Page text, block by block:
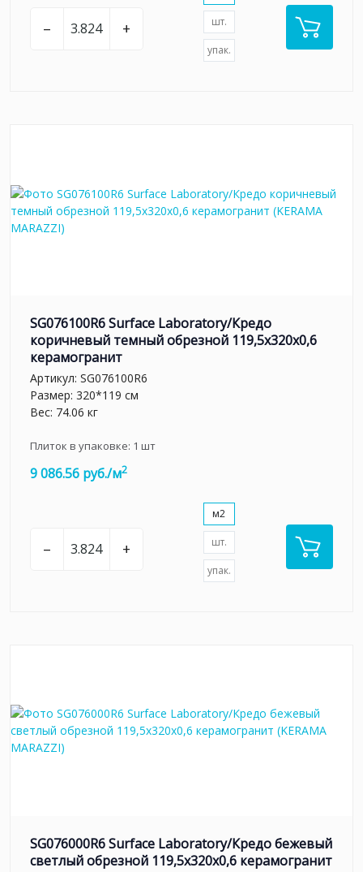
– + шт.
упак.
SG076100R6 Surface Laboratory/Кредо
коричневый темный обрезной 119,5x320x0,6
керамогранит
Артикул: SG076100R6
Размер: 320*119 см
Вес: 74.06 кг
Плиток в упаковке: 1 шт
9 086.56 руб./м2
– +
м2
шт.
упак.
SG076000R6 Surface Laboratory/Кредо бежевый
светлый обрезной 119,5x320x0,6 керамогранит